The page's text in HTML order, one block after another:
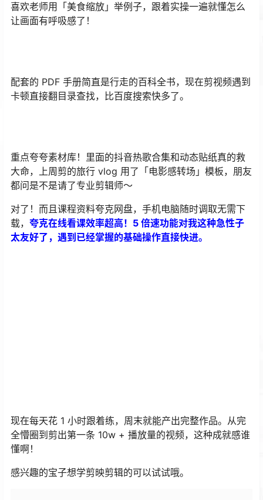
喜欢老师用「美食缩放」举例子，跟着实操一遍就懂怎么
让画面有呼吸感了！
配套的 PDF 手册简直是行走的百科全书，现在剪视频遇到
卡顿直接翻目录查找，比百度搜索快多了。
重点夸夸素材库！里面的抖音热歌合集和动态贴纸真的救
大命，上周剪的旅行 vlog 用了「电影感转场」模板，朋友
都问是不是请了专业剪辑师～
对了！而且课程资料夸克网盘，手机电脑随时调取无需下
载， 夸克在线看课效率超高！5 倍速功能对我这种急性子
太友好了，遇到已经掌握的基础操作直接快进。
当然解锁会员可以转存本站所有共享资源， 解锁会员
夸克高清